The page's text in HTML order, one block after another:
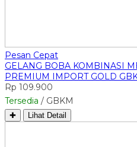
Pesan Cepat
GELANG BOBA KOMBINASI
PREMIUM IMPORT GOLD
Rp 109.900
Tersedia / GBKM
✚ Lihat Detail